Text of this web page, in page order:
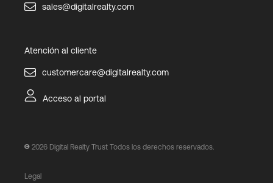
sales@digitalrealty.com
Atención al cliente
customercare@digitalrealty.com
Acceso al portal
2026 Digital Realty Trust Todos los derechos reservados.
Legal